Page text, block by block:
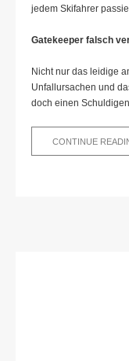
jedem Skifahrer
Gatekeeper falsch
Nicht nur das leidige
Unfallursachen und
doch einen
CONTINUE